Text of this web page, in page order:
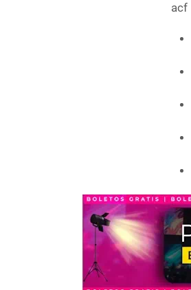
acf